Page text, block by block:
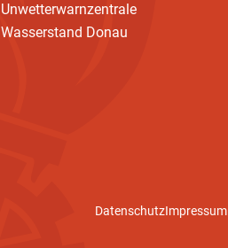
Unwetterwarnzentrale
Wasserstand Donau
DatenschutzImpressum